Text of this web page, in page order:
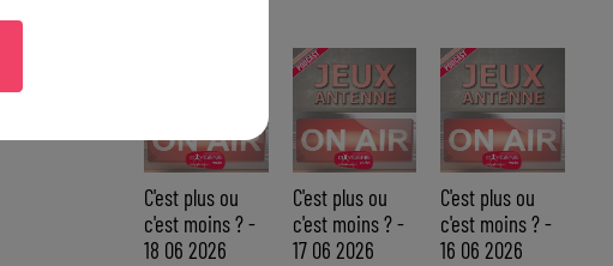
C'est plus ou
c'est moins ? -
18 06 2026
C'est plus ou
c'est moins ? -
17 06 2026
C'est plus ou
c'est moins ? -
16 06 2026